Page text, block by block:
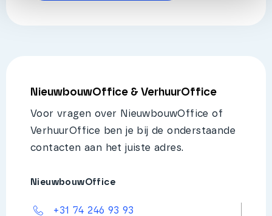
NieuwbouwOffice & VerhuurOffice
Voor vragen over NieuwbouwOffice of
VerhuurOffice ben je bij de onderstaande
contacten aan het juiste adres.
NieuwbouwOffice
+31 74 246 93 93